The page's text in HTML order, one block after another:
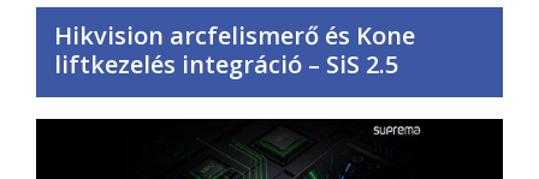
Hikvision arcfelismerő és Kone
liftkezelés integráció – SiS 2.5